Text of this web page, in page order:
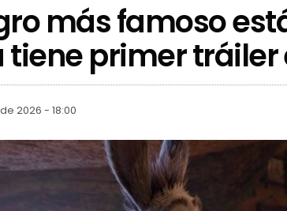
más famoso
tiene primer tráiler
2026 - 18:00